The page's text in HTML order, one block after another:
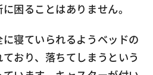
困ることはありません。
寝ていられるようベッドの
おり、落ちてしまうという